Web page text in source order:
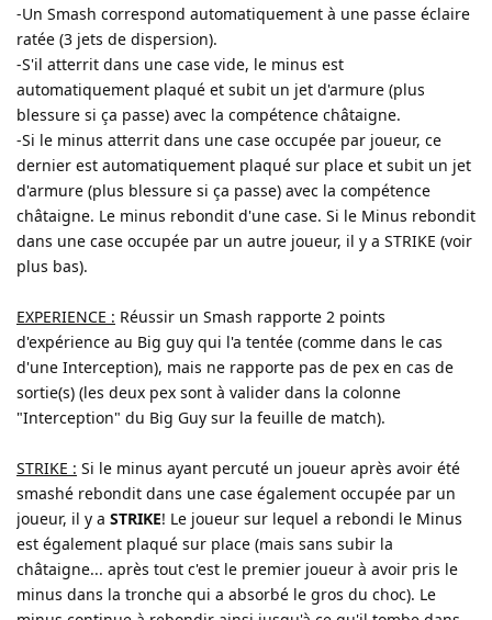
-Un Smash correspond automatiquement à une passe éclaire
ratée (3 jets de dispersion).
-S'il atterrit dans une case vide, le minus est
automatiquement plaqué et subit un jet d'armure (plus
blessure si ça passe) avec la compétence châtaigne.
-Si le minus atterrit dans une case occupée par joueur, ce
dernier est automatiquement plaqué sur place et subit un jet
d'armure (plus blessure si ça passe) avec la compétence
châtaigne. Le minus rebondit d'une case. Si le Minus rebondit
dans une case occupée par un autre joueur, il y a STRIKE (voir
plus bas).
EXPERIENCE : Réussir un Smash rapporte 2 points
d'expérience au Big guy qui l'a tentée (comme dans le cas
d'une Interception), mais ne rapporte pas de pex en cas de
sortie(s) (les deux pex sont à valider dans la colonne
"Interception" du Big Guy sur la feuille de match).
STRIKE : Si le minus ayant percuté un joueur après avoir été
smashé rebondit dans une case également occupée par un
joueur, il y a STRIKE! Le joueur sur lequel a rebondi le Minus
est également plaqué sur place (mais sans subir la
châtaigne... après tout c'est le premier joueur à avoir pris le
minus dans la tronche qui a absorbé le gros du choc). Le